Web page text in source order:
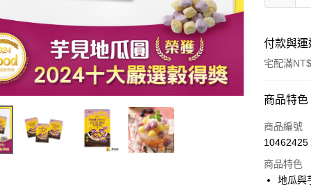
付款與
宅配滿
付款方式
信用卡一
Apple Pay
商品特色
商品編號
10462425
商品特色
地瓜與